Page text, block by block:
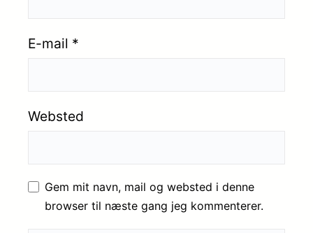
E-mail *
Websted
Gem mit navn, mail og websted i denne
browser til næste gang jeg kommenterer.